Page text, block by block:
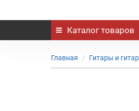
Каталог товаров
Главная Гитары и